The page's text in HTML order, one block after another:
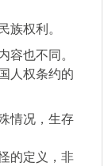
权利。
也不同。
人权条约的
情况，生存
的定义，非